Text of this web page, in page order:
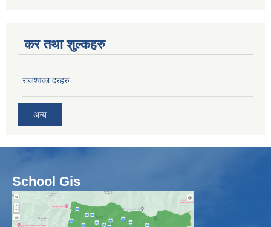
कर तथा शुल्कहरु
राजश्वका दरहरु
अन्य
School Gis